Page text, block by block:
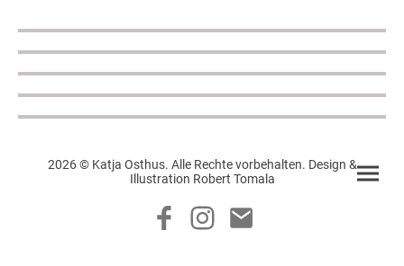
2026 © Katja Osthus. Alle Rechte vorbehalten. Design &
Illustration Robert Tomala